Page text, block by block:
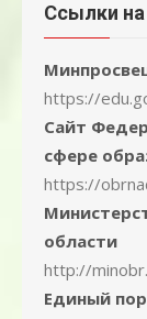
Ссылки
https://
Сайт
сфере
https://
области
http://
Единый